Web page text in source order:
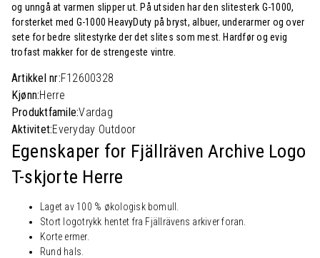
og unngå at varmen slipper ut. På utsiden har den slitesterk G-1000,
forsterket med G-1000 HeavyDuty på bryst, albuer, underarmer og over
sete for bedre slitestyrke der det slites som mest. Hardfør og evig
trofast makker for de strengeste vintre.
Artikkel nr:F12600328
Kjønn:Herre
Produktfamile:Vardag
Aktivitet:Everyday Outdoor
Egenskaper for Fjällräven Archive Logo
T-skjorte Herre
Laget av 100 % økologisk bomull.
Stort logotrykk hentet fra Fjällrävens arkiver foran.
Korte ermer.
Rund hals.